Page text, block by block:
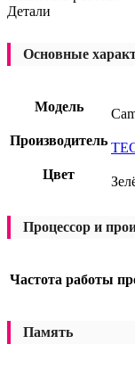
Детали
Основные
Модель
Производитель
Цвет
Процессор и
Частота работы
Память